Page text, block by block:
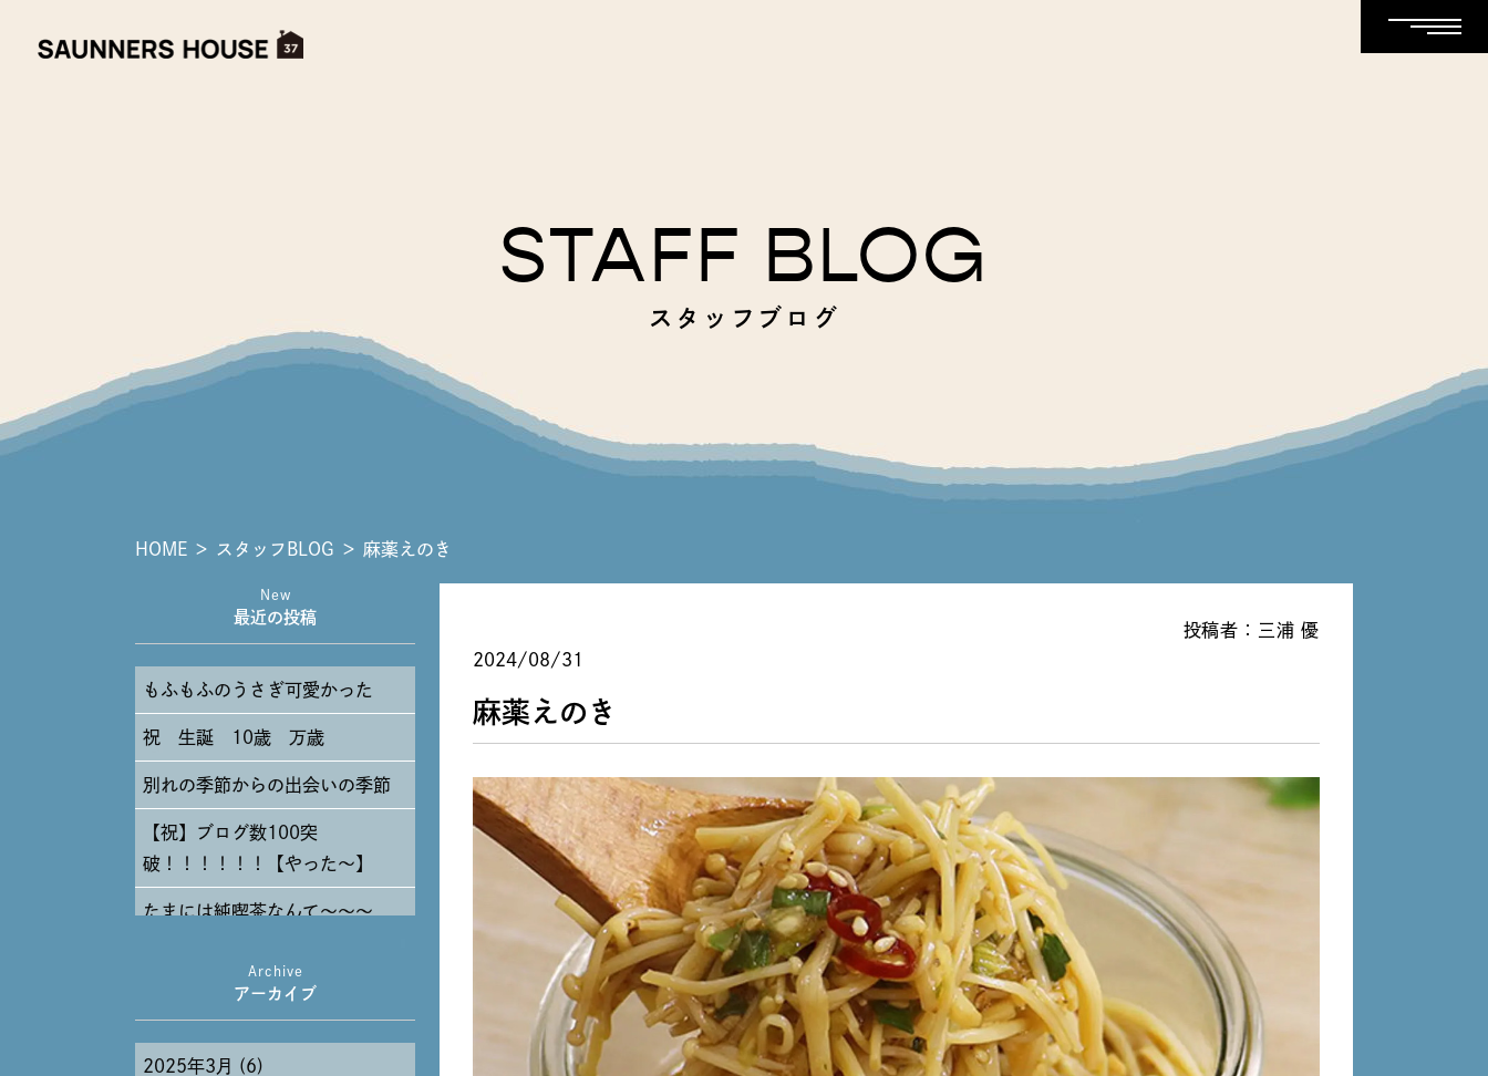
STAFF BLOG
スタッフブログ
HOME ＞ スタッフBLOG ＞ 麻薬えのき
投稿者：三浦 優
2024/08/31
麻薬えのき
New
最近の投稿
もふもふのうさぎ可愛かった
祝 生誕 10歳 万歳
別れの季節からの出会いの季節
【祝】ブログ数100突
破！！！！！！【やった～】
たまには純喫茶なんて～～～
Archive
アーカイブ
2025年3月 (6)